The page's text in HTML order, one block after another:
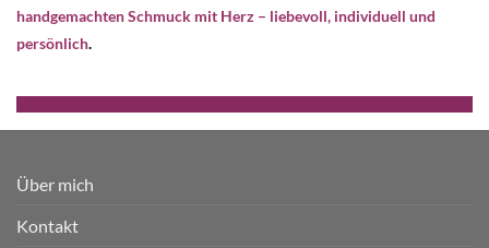
handgemachten Schmuck mit Herz – liebevoll, individuell und
persönlich.
Über mich
Kontakt